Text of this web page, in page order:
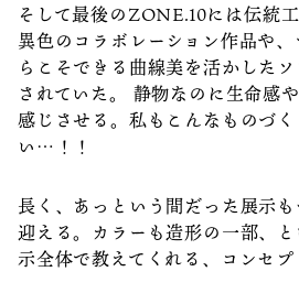
そして最後のZONE.10には伝統
異色のコラボレーション作品や
らこそできる曲線美を活かした
されていた。 静物なのに生命感
感じさせる。私もこんなものづ
い…！！
長く、あっという間だった展示
迎える。カラーも造形の一部、
示全体で教えてくれる、コンセプ